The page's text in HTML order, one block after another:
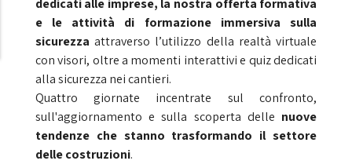
dedicati alle imprese, la nostra offerta formativa
e le attività di formazione immersiva sulla
sicurezza attraverso l’utilizzo della realtà virtuale
con visori, oltre a momenti interattivi e quiz dedicati
alla sicurezza nei cantieri.
Quattro giornate incentrate sul confronto,
sull'aggiornamento e sulla scoperta delle nuove
tendenze che stanno trasformando il settore
delle costruzioni.